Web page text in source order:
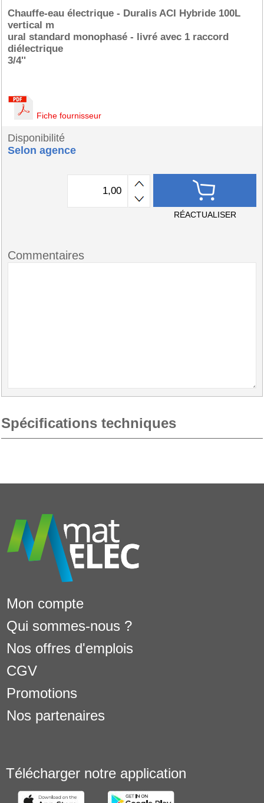
Chauffe-eau électrique - Duralis ACI Hybride 100L
vertical m
ural standard monophasé - livré avec 1 raccord
diélectrique
3/4''
Fiche fournisseur
Disponibilité
Selon agence
RÉACTUALISER
Commentaires
Spécifications techniques
Mon compte
Qui sommes-nous ?
Nos offres d'emplois
CGV
Promotions
Nos partenaires
Télécharger notre application